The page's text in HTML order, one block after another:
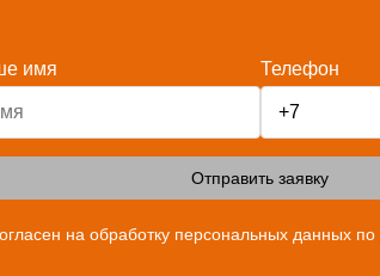
имя Телефон
Отправить заявку
на обработку персональных данных по